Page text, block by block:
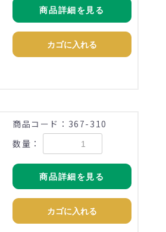
商品詳細を見る
カゴに入れる
商品コード：367-310
数量：
商品詳細を見る
カゴに入れる